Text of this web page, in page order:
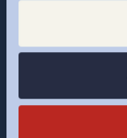
Infografiche